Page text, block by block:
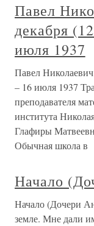
Павел
декабря
июля 1937
Павел
– 16 июля 1937
преподавателя
института
Глафиры
Обычная школа в
Начало
Начало (Дочери
земле. Мне дали